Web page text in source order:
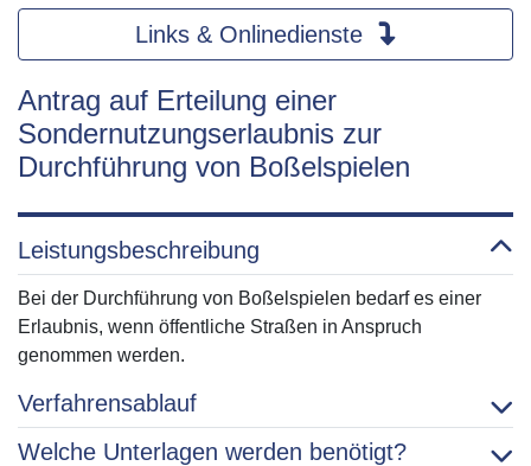
Links & Onlinedienste
Antrag auf Erteilung einer
Sondernutzungserlaubnis zur
Durchführung von Boßelspielen
Leistungsbeschreibung
Bei der Durchführung von Boßelspielen bedarf es einer
Erlaubnis, wenn öffentliche Straßen in Anspruch
genommen werden.
Verfahrensablauf
Welche Unterlagen werden benötigt?